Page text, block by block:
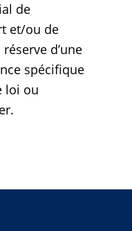
de
et/ou de
d’une
spécifique
loi ou